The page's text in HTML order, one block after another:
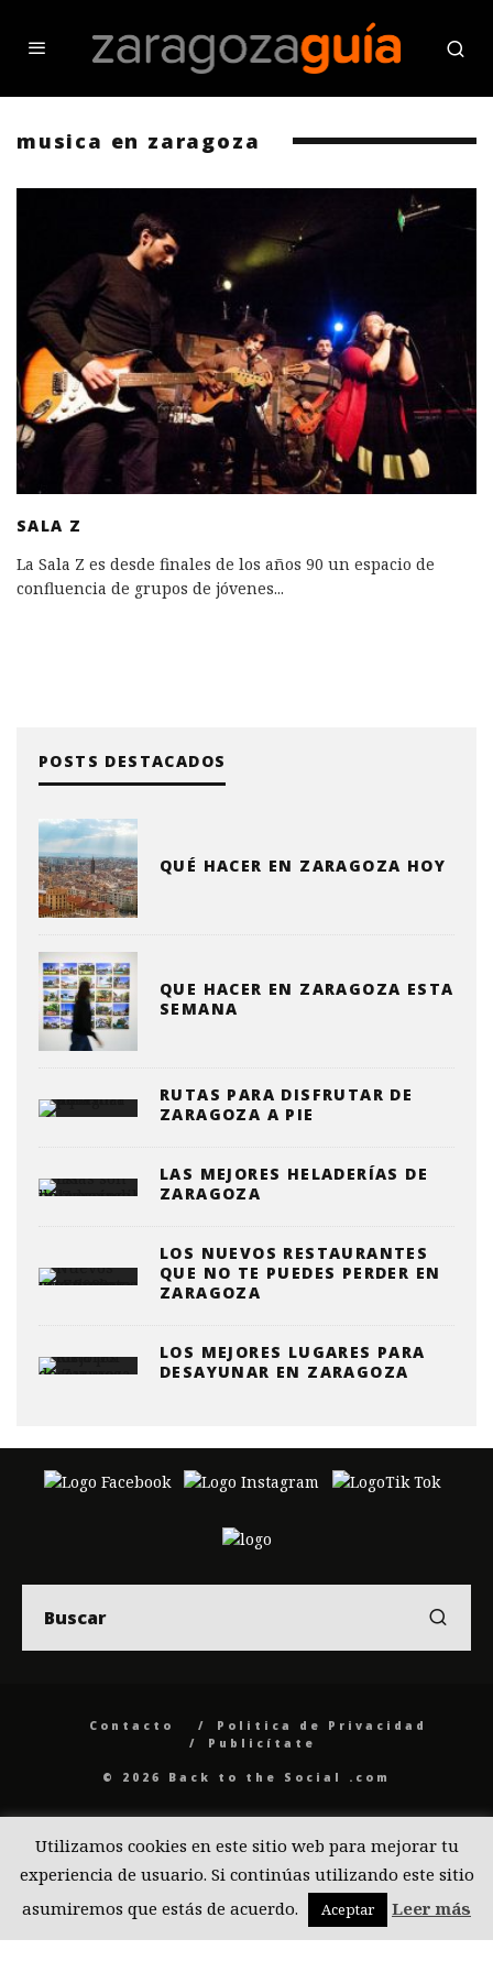
musica en zaragoza
SALA Z
La Sala Z es desde finales de los años 90 un espacio de
confluencia de grupos de jóvenes...
POSTS DESTACADOS
QUÉ HACER EN ZARAGOZA HOY
QUE HACER EN ZARAGOZA ESTA
SEMANA
RUTAS PARA DISFRUTAR DE
ZARAGOZA A PIE
LAS MEJORES HELADERÍAS DE
ZARAGOZA
LOS NUEVOS RESTAURANTES
QUE NO TE PUEDES PERDER EN
ZARAGOZA
LOS MEJORES LUGARES PARA
DESAYUNAR EN ZARAGOZA
Contacto
Politica de Privacidad
Publicítate
© 2026 Back to the Social .com
Utilizamos cookies en este sitio web para mejorar tu
experiencia de usuario. Si continúas utilizando este sitio
asumiremos que estás de acuerdo.
Aceptar Leer más